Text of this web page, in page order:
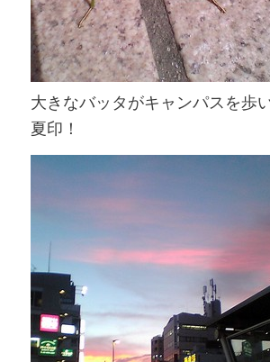
大きなバッタがキャンパスを歩
夏印！